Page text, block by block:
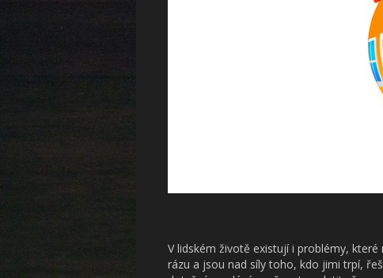
V lidském životě existují i problémy,
rázu a jsou nad síly toho, kdo jimi trpí,